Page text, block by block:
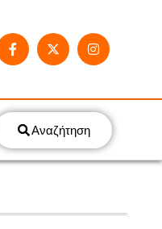
Αναζήτηση